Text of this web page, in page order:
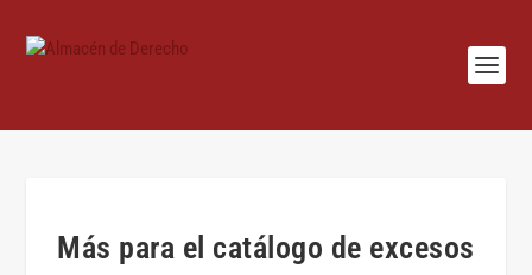
Más para el catálogo de excesos